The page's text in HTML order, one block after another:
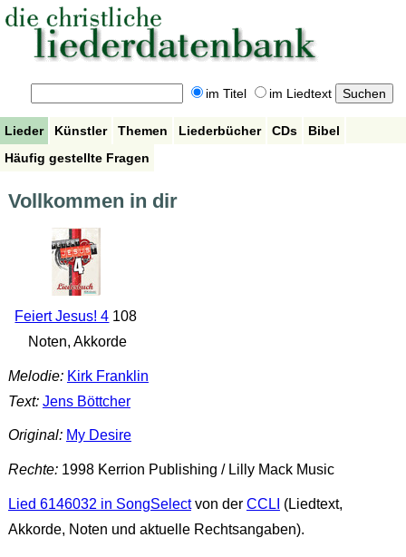
im Titel im Liedtext
Lieder Künstler Themen Liederbücher CDs
Bibel
Häufig gestellte Fragen
Vollkommen in dir
Feiert Jesus! 4 108
Noten, Akkorde
Melodie: Kirk Franklin
Text: Jens Böttcher
Original: My Desire
Rechte:1998 Kerrion Publishing / Lilly Mack Music
Lied 6146032 in SongSelectvon der CCLI (Liedtext,
Akkorde, Noten und aktuelle Rechtsangaben).